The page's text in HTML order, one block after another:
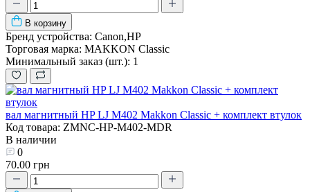
В корзину
Бренд устройства: Canon,HP
Торговая марка: MAKKON Classic
Минимальный заказ (шт.): 1
вал магнитный HP LJ M402 Makkon Classic + комплект втулок
Код товара: ZMNC-HP-M402-MDR
В наличии
0
70.00 грн